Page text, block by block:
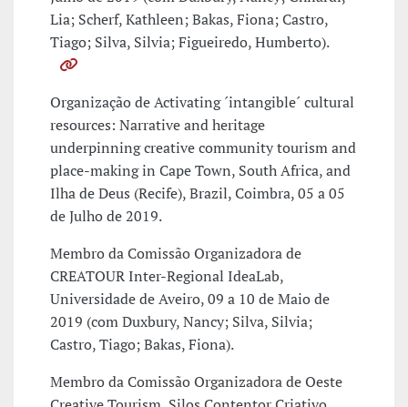
Lia; Scherf, Kathleen; Bakas, Fiona; Castro,
Tiago; Silva, Silvia; Figueiredo, Humberto).
Organização de Activating ´intangible´ cultural
resources: Narrative and heritage
underpinning creative community tourism and
place-making in Cape Town, South Africa, and
Ilha de Deus (Recife), Brazil, Coimbra, 05 a 05
de Julho de 2019.
Membro da Comissão Organizadora de
CREATOUR Inter-Regional IdeaLab,
Universidade de Aveiro, 09 a 10 de Maio de
2019 (com Duxbury, Nancy; Silva, Silvia;
Castro, Tiago; Bakas, Fiona).
Membro da Comissão Organizadora de Oeste